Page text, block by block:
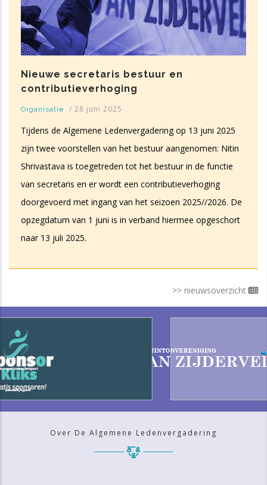
Nieuwe secretaris bestuur en
contributieverhoging
Organisatie / 28 juni 2025
Tijdens de Algemene Ledenvergadering op 13 juni 2025
zijn twee voorstellen van het bestuur aangenomen: Nitin
Shrivastava is toegetreden tot het bestuur in de functie
van secretaris en er wordt een contributieverhoging
doorgevoerd met ingang van het seizoen 2025//2026. De
opzegdatum van 1 juni is in verband hiermee opgeschort
naar 13 juli 2025.
>> nieuwsoverzicht
Over De Algemene Ledenvergadering